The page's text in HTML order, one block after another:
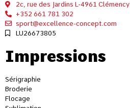
2c, rue des Jardins L-4961 Clémency
+352 661 781 302
sport@excellence-concept.com
LU26673805
Impressions
Sérigraphie
Broderie
Flocage